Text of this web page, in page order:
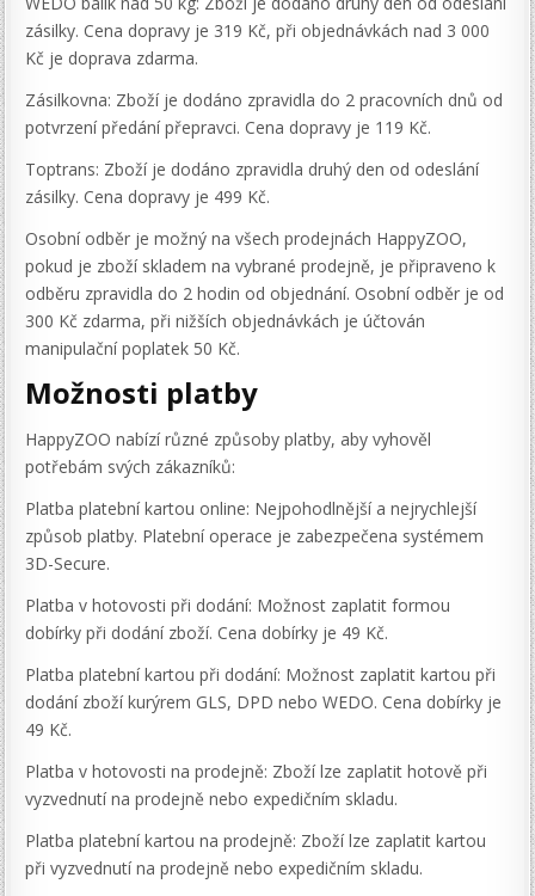
zásilky. Cena dopravy je 319 Kč, při objednávkách nad 3 000
Kč je doprava zdarma.
Zásilkovna: Zboží je dodáno zpravidla do 2 pracovních dnů od
potvrzení předání přepravci. Cena dopravy je 119 Kč.
Toptrans: Zboží je dodáno zpravidla druhý den od odeslání
zásilky. Cena dopravy je 499 Kč.
Osobní odběr je možný na všech prodejnách HappyZOO,
pokud je zboží skladem na vybrané prodejně, je připraveno k
odběru zpravidla do 2 hodin od objednání. Osobní odběr je od
300 Kč zdarma, při nižších objednávkách je účtován
manipulační poplatek 50 Kč.
Možnosti platby
HappyZOO nabízí různé způsoby platby, aby vyhověl
potřebám svých zákazníků:
Platba platební kartou online: Nejpohodlnější a nejrychlejší
způsob platby. Platební operace je zabezpečena systémem
3D-Secure.
Platba v hotovosti při dodání: Možnost zaplatit formou
dobírky při dodání zboží. Cena dobírky je 49 Kč.
Platba platební kartou při dodání: Možnost zaplatit kartou při
dodání zboží kurýrem GLS, DPD nebo WEDO. Cena dobírky je
49 Kč.
Platba v hotovosti na prodejně: Zboží lze zaplatit hotově při
vyzvednutí na prodejně nebo expedičním skladu.
Platba platební kartou na prodejně: Zboží lze zaplatit kartou
při vyzvednutí na prodejně nebo expedičním skladu.